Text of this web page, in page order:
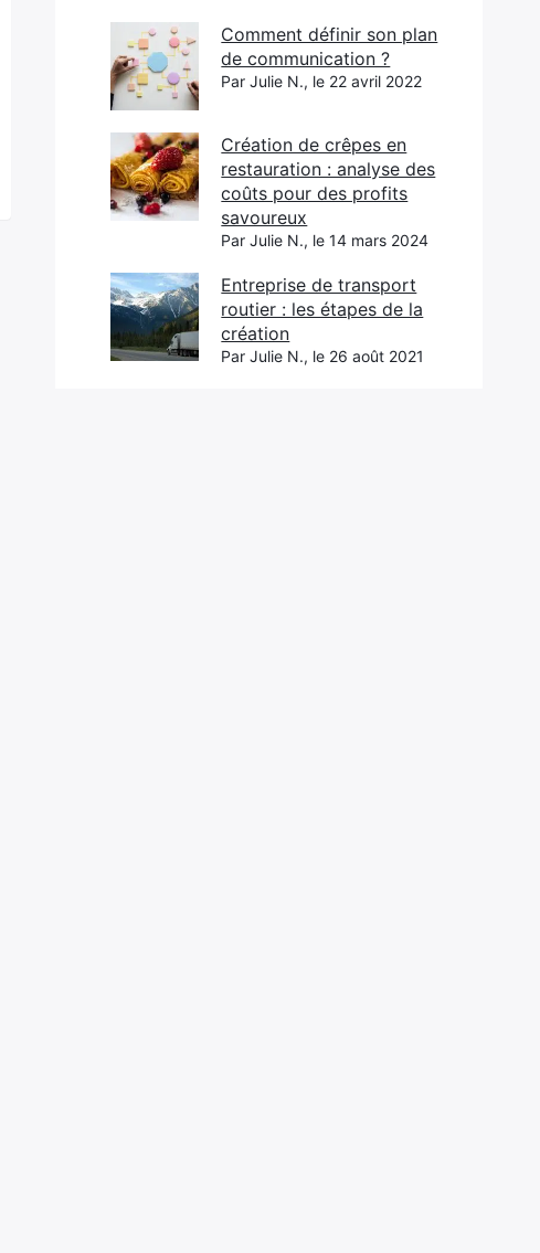
Comment définir son plan
de communication ?
Par Julie N., le 22 avril 2022
Création de crêpes en
restauration : analyse des
coûts pour des profits
savoureux
Par Julie N., le 14 mars 2024
Entreprise de transport
routier : les étapes de la
création
Par Julie N., le 26 août 2021